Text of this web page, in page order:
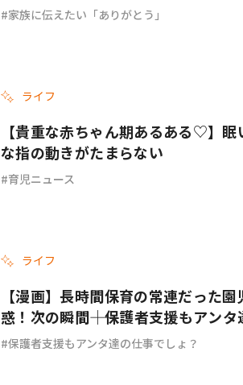
家族に伝えたい「ありがとう」
ライフ
【貴重な赤ちゃん期あるある♡
な指の動きがたまらない
育児ニュース
ライフ
【漫画】長時間保育の常連だった
惑！次の瞬間――｜保護者支援もアン
保護者支援もアンタ達の仕事でしょ？